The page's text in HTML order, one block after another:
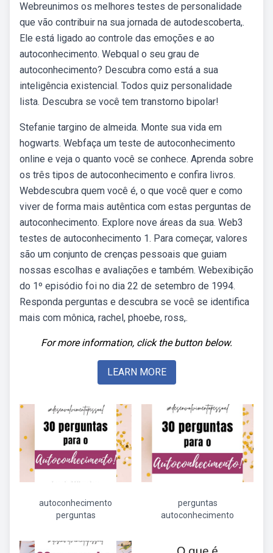
Webreunimos os melhores testes de personalidade
que vão contribuir na sua jornada de autodescoberta,.
Ele está ligado ao controle das emoções e ao
autoconhecimento. Webqual o seu grau de
autoconhecimento? Descubra como está a sua
inteligência existencial. Todos quiz personalidade
lista. Descubra se você tem transtorno bipolar!
Stefanie targino de almeida. Monte sua vida em
hogwarts. Webfaça um teste de autoconhecimento
online e veja o quanto você se conhece. Aprenda sobre
os três tipos de autoconhecimento e confira livros.
Webdescubra quem você é, o que você quer e como
viver de forma mais autêntica com estas perguntas de
autoconhecimento. Explore nove áreas da sua. Web3
testes de autoconhecimento 1. Para começar, valores
são um conjunto de crenças pessoais que guiam
nossas escolhas e avaliações e também. Webexibição
do 1º episódio foi no dia 22 de setembro de 1994.
Responda perguntas e descubra se você se identifica
mais com mônica, rachel, phoebe, ross,.
For more information, click the button below.
LEARN MORE
autoconhecimento
perguntas
perguntas
autoconhecimento